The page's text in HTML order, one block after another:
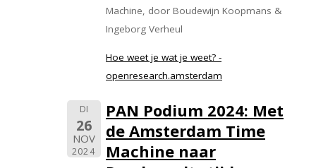
Machine, door Boudewijn Koopmans &
Ingeborg Verheul
Hoe weet je wat je weet? -
openresearch.amsterdam
DI
26
NOV
2024
PAN Podium 2024: Met
de Amsterdam Time
Machine naar